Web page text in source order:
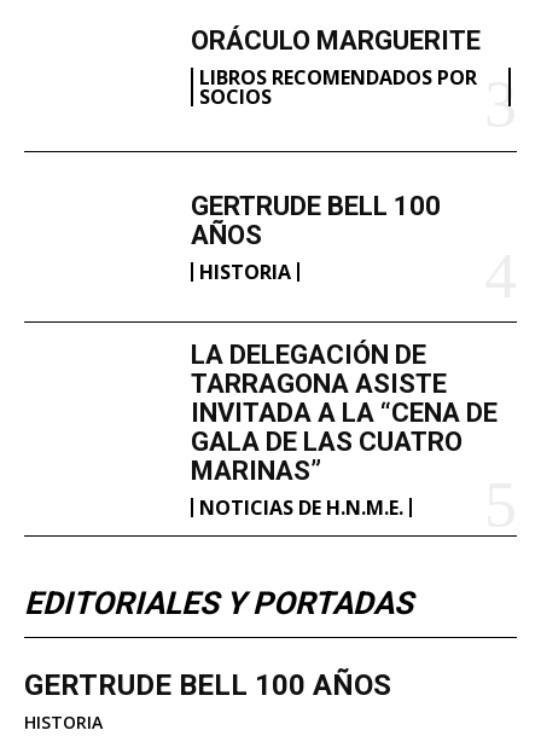
ORÁCULO MARGUERITE
LIBROS RECOMENDADOS POR
SOCIOS
GERTRUDE BELL 100
AÑOS
HISTORIA
LA DELEGACIÓN DE
TARRAGONA ASISTE
INVITADA A LA “CENA DE
GALA DE LAS CUATRO
MARINAS”
NOTICIAS DE H.N.M.E.
EDITORIALES Y PORTADAS
GERTRUDE BELL 100 AÑOS
HISTORIA